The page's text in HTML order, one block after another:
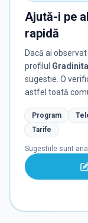
Ajută-i pe
rapidă
Dacă ai
profilul
sugestie. O
astfel toată
Program
Tarife
Sugestiile sunt